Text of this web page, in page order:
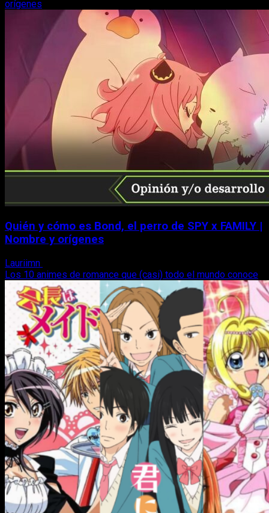
orígenes
Quién y cómo es Bond, el perro de SPY x FAMILY |
Nombre y orígenes
Lauriimn
Los 10 animes de romance que (casi) todo el mundo conoce